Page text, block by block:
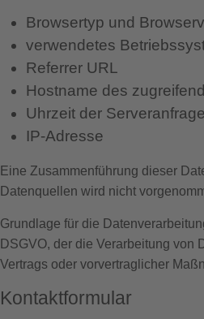
Browsertyp und
verwendetes
Referrer URL
Hostname des
Uhrzeit der Serveranfrage
IP-Adresse
Eine Zusammenführung dieser
Datenquellen wird nicht
Grundlage für die
DSGVO, der die Verarbeitung von
Vertrags oder vorvertraglicher
Kontaktformular